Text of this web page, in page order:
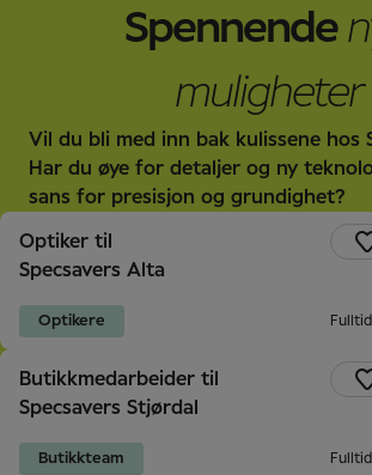
Spennende
muligheter
Vil du bli med inn bak kulissene hos
Har du øye for detaljer og ny
sans for presisjon og grundighet?
Optiker til
Specsavers Alta
Fulltid
Optikere
Butikkmedarbeider til
Specsavers Stjørdal
Fulltid
Butikkteam